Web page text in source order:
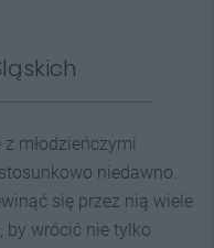
młodzieńczymi
niedawno.
się przez nią wiele
by wrócić nie tylko